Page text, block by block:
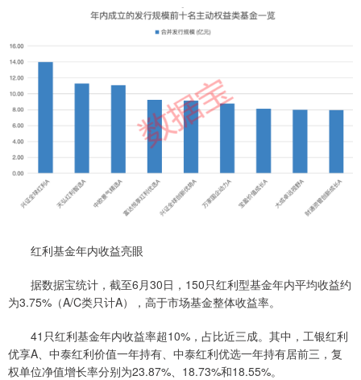
红利基金年内收益亮眼
据数据宝统计，截至6月30日，150只红利型基金年内平均收益约
为3.75%（A/C类只计A），高于市场基金整体收益率。
41只红利基金年内收益率超10%，占比近三成。其中，工银红利
优享A、中泰红利价值一年持有、中泰红利优选一年持有居前三，复
权单位净值增长率分别为23.87%、18.73%和18.55%。